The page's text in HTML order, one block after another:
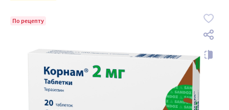
По рецепту